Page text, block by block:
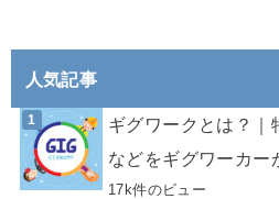
人気記事
ギグワークとは？｜
などをギグワーカー
17k件のビュー